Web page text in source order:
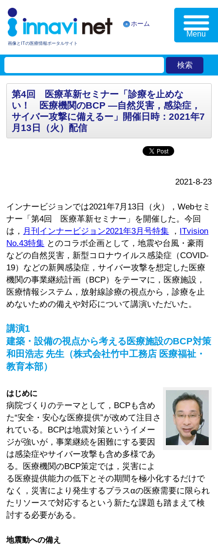
画像とITの医療情報ポータルサイト
ホーム
Menu
第4回 医療革新セミナー「診療を止めな
い！ 医療機関のBCP ―自然災害，感染症，
サイバー攻撃に備えるー」開催日時：2021年7
月13日（火）配信
2021-8-23
インナービジョンでは2021年7月13日（火），Webセミ
ナー「第4回 医療革新セミナー」を開催した。今回
は， 月刊インナービジョン2021年3月号特集 ， ITvision
No.43特集 とのコラボ企画として，地震や台風・豪雨
などの自然災害，新型コロナウイルス感染症（COVID-
19）などの新興感染症，サイバー攻撃を想定した医療
機関の事業継続計画（BCP）をテーマに，医療施設，
医療情報システム，放射線診療の視点から，診療を止
めないための備えや対応について講演いただいた。
講演1
建築・設備の視点から考える医療施設のBCP対策
和田浩志 先生（株式会社竹中工務店 医療福祉・
教育本部）
はじめに
病院づくりのテーマとして，BCPも含め
た“安全・安心な医療提供”が改めて注目さ
れている。BCPは地震対策というイメー
ジが強いが，事業継続を困難にする要因
は感染症やサイバー攻撃も含め多様であ
る。医療機関のBCP策定では，災害によ
る医療提供能力の低下とその期間を極小化するだけで
なく，災害により発生するプラスαの医療需要に限られ
たリソースで対応するという新たな課題も踏まえて検
討する必要がある。
地震動への備え